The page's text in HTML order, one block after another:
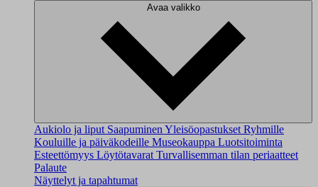
Avaa valikko
Aukiolo ja liput Saapuminen Yleisöopastukset Ryhmille
Kouluille ja päiväkodeille Museokauppa Luotsitoiminta
Esteettömyys Löytötavarat Turvallisemman tilan periaatteet
Palaute
Näyttelyt ja tapahtumat